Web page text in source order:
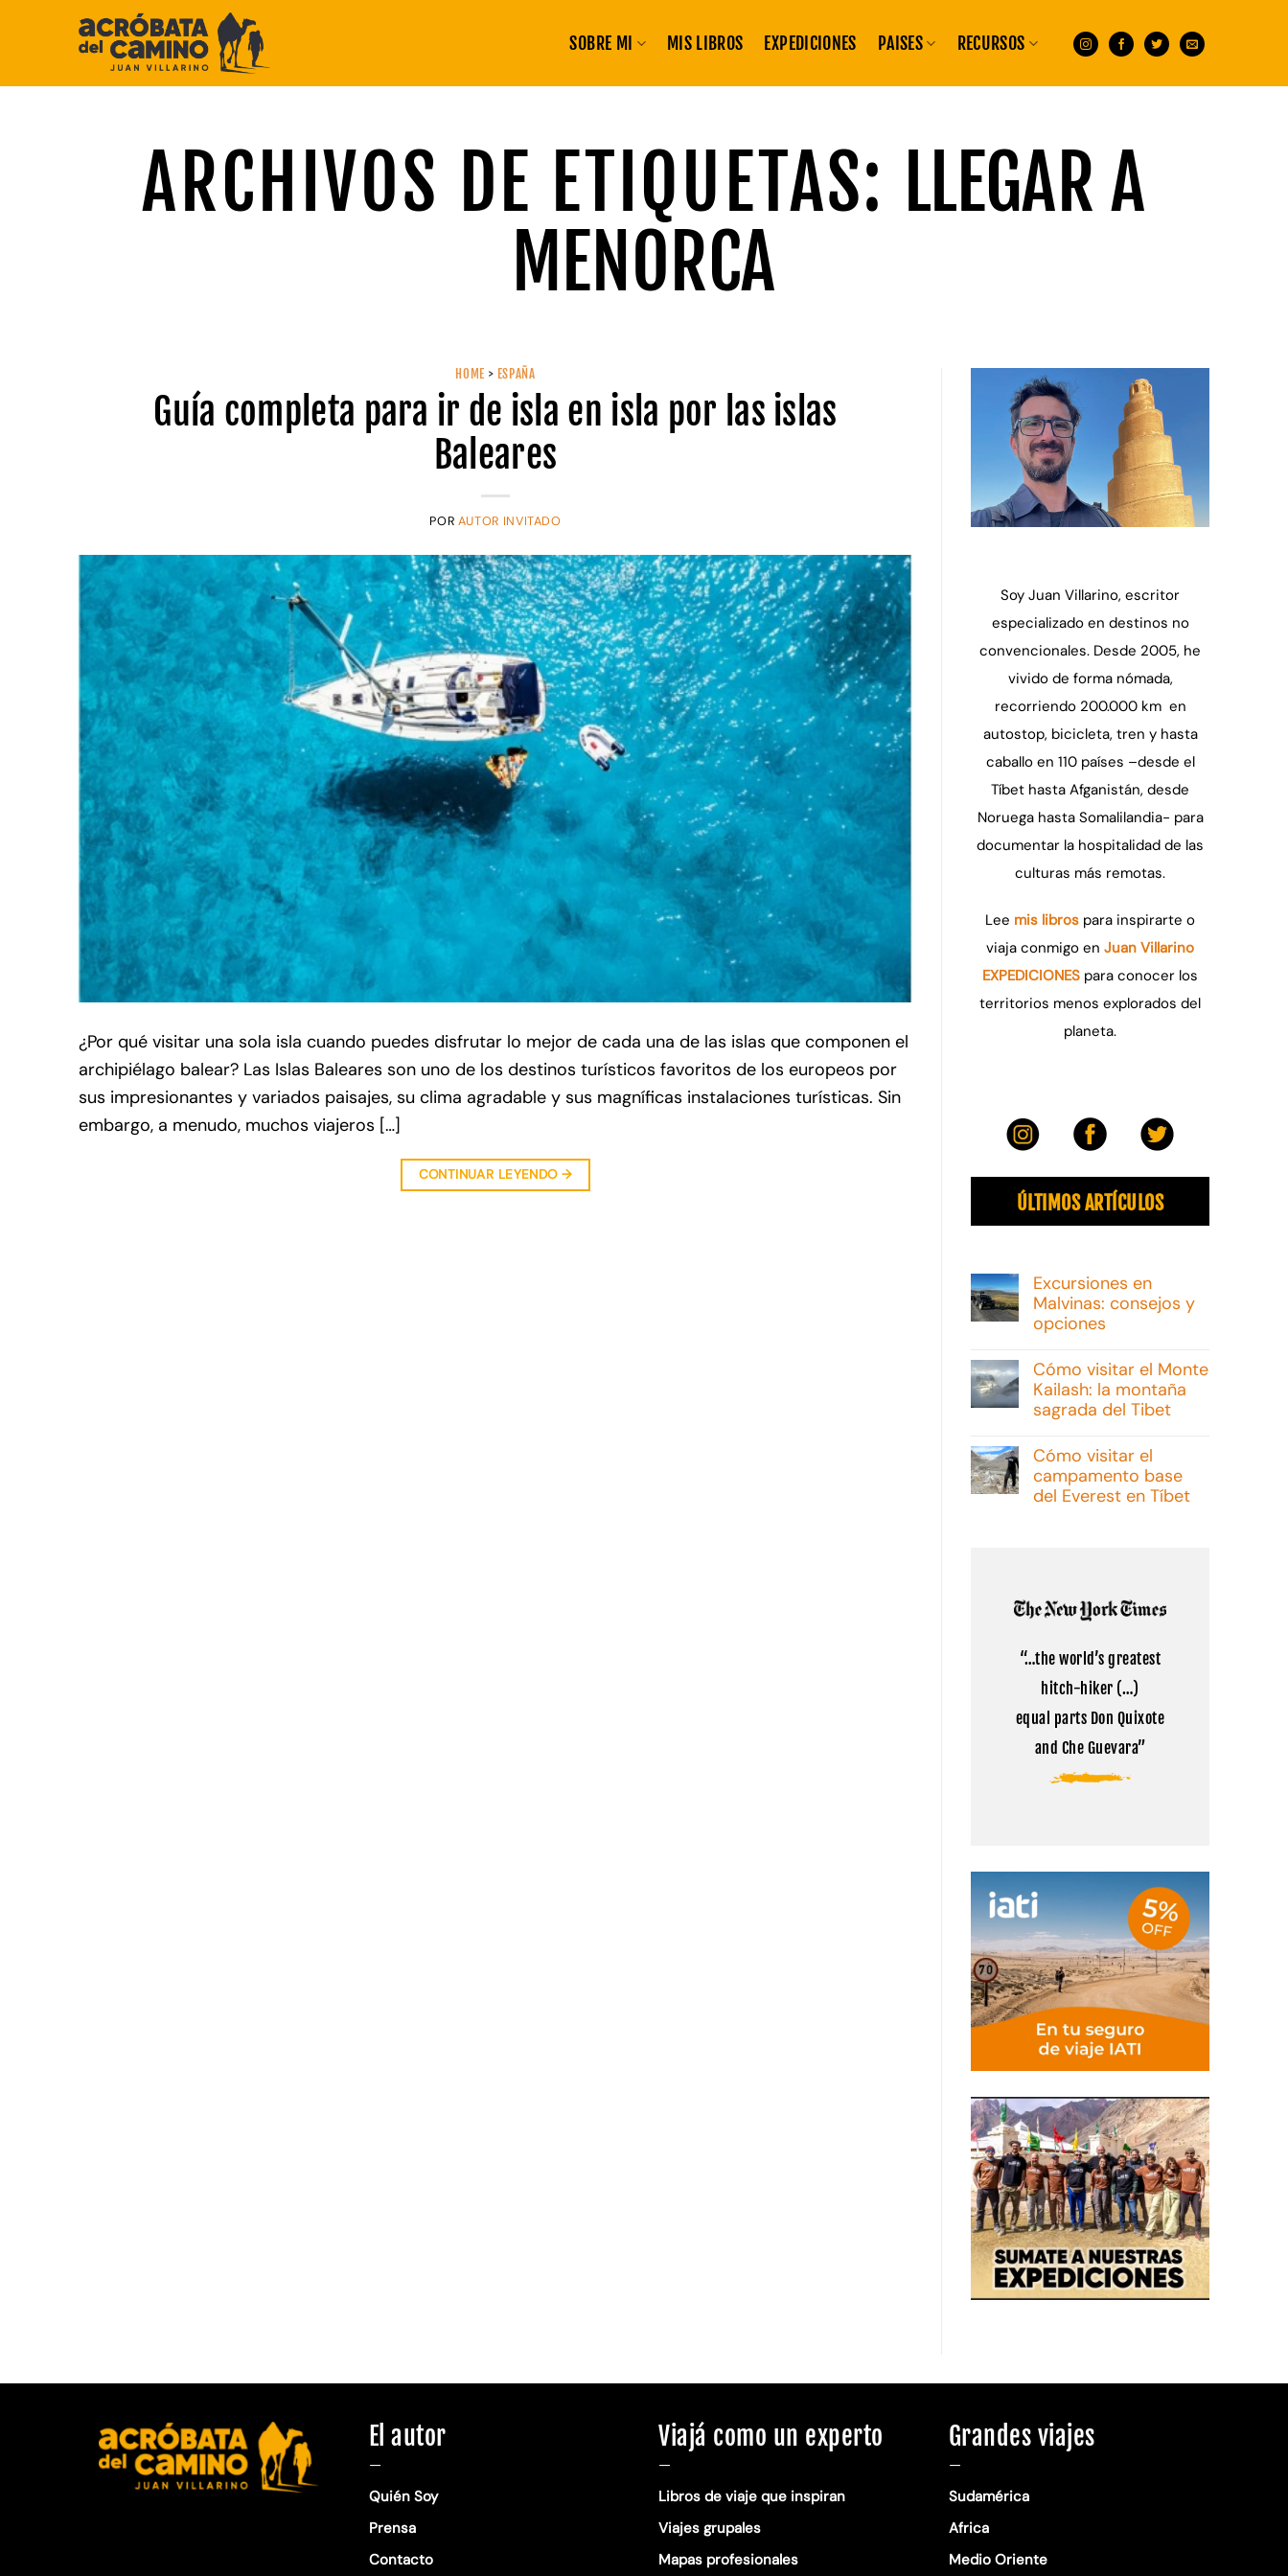
SOBRE MI MIS LIBROS EXPEDICIONES PAISES RECURSOS
ARCHIVOS DE ETIQUETAS: LLEGAR A
MENORCA
HOME > ESPAÑA
Guía completa para ir de isla en isla por las islas
Baleares
POR AUTOR INVITADO
¿Por qué visitar una sola isla cuando puedes disfrutar lo mejor de cada una de las islas que componen el
archipiélago balear? Las Islas Baleares son uno de los destinos turísticos favoritos de los europeos por
sus impresionantes y variados paisajes, su clima agradable y sus magníficas instalaciones turísticas. Sin
embargo, a menudo, muchos viajeros […]
CONTINUAR LEYENDO →
Soy Juan Villarino, escritor
especializado en destinos no
convencionales. Desde 2005, he
vivido de forma nómada,
recorriendo 200.000 km en
autostop, bicicleta, tren y hasta
caballo en 110 países –desde el
Tíbet hasta Afganistán, desde
Noruega hasta Somalilandia- para
documentar la hospitalidad de las
culturas más remotas.
Lee mis libros para inspirarte o
viaja conmigo en Juan Villarino
EXPEDICIONES para conocer los
territorios menos explorados del
planeta.
ÚLTIMOS ARTÍCULOS
Excursiones en
Malvinas: consejos y
opciones
hay
comentarios
en
Excursiones
en
y
opciones
Cómo visitar el Monte
Kailash: la montaña
sagrada del Tibet
hay
comentarios
en
Cómo
visitar
del
Tibet
Cómo visitar el
campamento base
del Everest en Tíbet
el
campamento
Everest
Tíbet
“…the world’s greatest
hitch-hiker (…)
equal parts Don Quixote
and Che Guevara”
El autor
—
Quién Soy
Prensa
Contacto
Viajá como un experto
—
Libros de viaje que inspiran
Viajes grupales
Mapas profesionales
Grandes viajes
—
Sudamérica
Africa
Medio Oriente